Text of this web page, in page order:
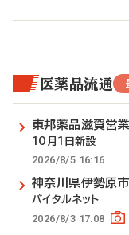
医薬品流通
東邦薬品滋賀営
10月1日新設
2026/8/5 16:16
神奈川県伊勢原
バイタルネット
2026/8/3 17:08